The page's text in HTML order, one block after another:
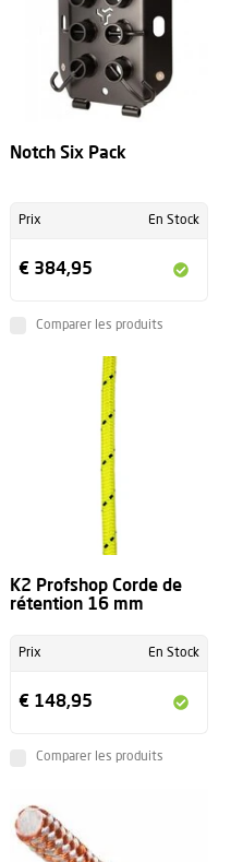
Notch Six Pack
Prix En Stock
€ 384,95
Comparer les produits
K2 Profshop Corde de
rétention 16 mm
Prix En Stock
€ 148,95
Comparer les produits